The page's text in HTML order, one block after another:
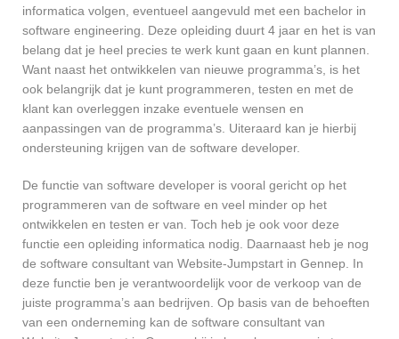
informatica volgen, eventueel aangevuld met een bachelor in
software engineering. Deze opleiding duurt 4 jaar en het is van
belang dat je heel precies te werk kunt gaan en kunt plannen.
Want naast het ontwikkelen van nieuwe programma’s, is het
ook belangrijk dat je kunt programmeren, testen en met de
klant kan overleggen inzake eventuele wensen en
aanpassingen van de programma’s. Uiteraard kan je hierbij
ondersteuning krijgen van de software developer.
De functie van software developer is vooral gericht op het
programmeren van de software en veel minder op het
ontwikkelen en testen er van. Toch heb je ook voor deze
functie een opleiding informatica nodig. Daarnaast heb je nog
de software consultant van Website-Jumpstart in Gennep. In
deze functie ben je verantwoordelijk voor de verkoop van de
juiste programma’s aan bedrijven. Op basis van de behoeften
van een onderneming kan de software consultant van